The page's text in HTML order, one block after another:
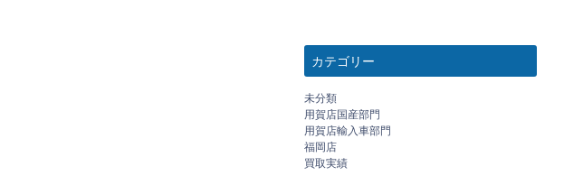
カテゴリー
未分類
用賀店国産部門
用賀店輸入車部門
福岡店
買取実績